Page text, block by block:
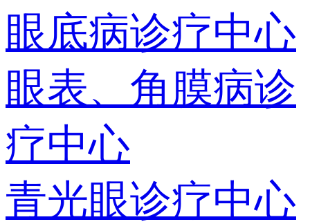
眼底病诊疗中心
眼表、角膜病诊
疗中心
青光眼诊疗中心